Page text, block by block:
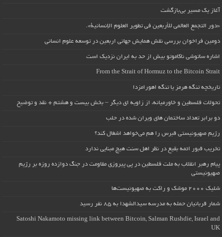
آغاز یک مسیر بی‌بازگشت
«دور التجمع العالمي للأربعين في تطوير العلوم الإنسانية».
دومین فراخوان بررسی نقش همایش جهانی اربعین در توسعه علوم انسانی
اشاره ساتوشی ناکاموتو بیش از حد به ایران نزدیک است
From the Strait of Hormuz to the Bitcoin Strait
تاریخچه تنگه هرمز یا تنگه اهورامزدا
تحولات فلسطین و خاورمیانه، از زاویه ای دیگر – بخش بیست و هشتم + نقد و توضیح
دو برابر تعداد ساختمان های ویران شده در حلب
رژیم صهیونیستی قبرس را هم می‌خواهد اشغال کند؟
تخریب قبور ائمه بقیع در نظر اهل سنت هیچ مبنایی ندارد
پیام رهبر انقلاب به ملت فلسطین در پی پیروزی مقاومت در جنگ دوازده روزه بر رژیم
صهیونیستی
شلیک ۲۰۰۰ موشک و راکت به صهیونیست‌ها
شمار قربانیان حمله به مدرسه سیدالشهدا به ۸۵ نفر رسید
Satoshi Nakamoto missing link between Bitcoin, Salman Rushdie, Israel and
UK